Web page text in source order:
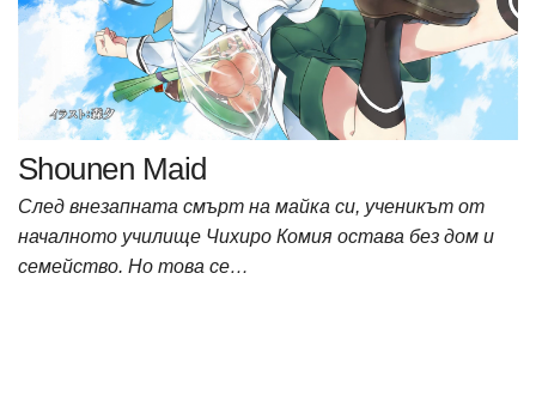
Shounen Maid
След внезапната смърт на майка си, ученикът от
началното училище Чихиро Комия остава без дом и
семейство. Но това се…